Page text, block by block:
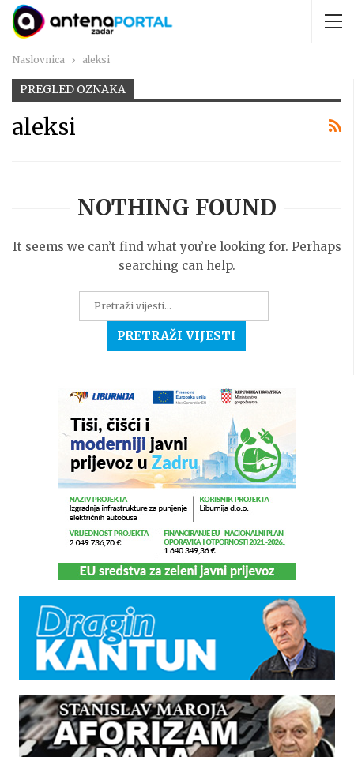
Naslovnica aleksi
PREGLED OZNAKA
aleksi
NOTHING FOUND
It seems we can’t find what you’re looking for. Perhaps
searching can help.